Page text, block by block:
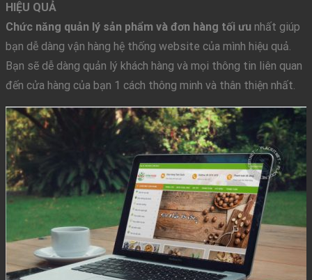
HIỆU QUẢ
Chức năng quản lý sản phẩm và đơn hàng tối ưu nhất giúp
bạn dễ dàng vận hàng hệ thống website của mình hiệu quả.
Bạn sẽ dễ dàng quản lý khách hàng và mọi thông tin liên quan
đến cửa hàng của bạn 1 cách thông minh và thân thiện nhất.